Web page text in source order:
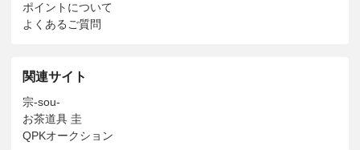
ポイントについて
よくあるご質問
関連サイト
宗-sou-
お茶道具 圭
QPKオークション